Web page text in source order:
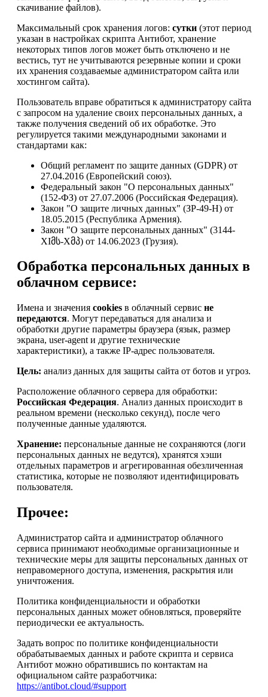
скачивание файлов).
Максимальный срок хранения логов: сутки (этот период
указан в настройках скрипта Антибот, хранение
некоторых типов логов может быть отключено и не
вестись, тут не учитываются резервные копии и сроки
их хранения создаваемые администратором сайта или
хостингом сайта).
Пользователь вправе обратиться к администратору сайта
с запросом на удаление своих персональных данных, а
также получения сведений об их обработке. Это
регулируется такими международными законами и
стандартами как:
Общий регламент по защите данных (GDPR) от
27.04.2016 (Европейский союз).
Федеральный закон "О персональных данных"
(152-ФЗ) от 27.07.2006 (Российская Федерация).
Закон "О защите личных данных" (ЗР-49-Н) от
18.05.2015 (Республика Армения).
Закон "О защите персональных данных" (3144-
XIმს-Xმპ) от 14.06.2023 (Грузия).
Обработка персональных данных в
облачном сервисе:
Имена и значения cookies в облачный сервис не
передаются. Могут передаваться для анализа и
обработки другие параметры браузера (язык, размер
экрана, user-agent и другие технические
характеристики), а также IP-адрес пользователя.
Цель: анализ данных для защиты сайта от ботов и угроз.
Расположение облачного сервера для обработки:
Российская Федерация. Анализ данных происходит в
реальном времени (несколько секунд), после чего
полученные данные удаляются.
Хранение: персональные данные не сохраняются (логи
персональных данных не ведутся), хранятся хэши
отдельных параметров и агрегированная обезличенная
статистика, которые не позволяют идентифицировать
пользователя.
Прочее:
Администратор сайта и администратор облачного
сервиса принимают необходимые организационные и
технические меры для защиты персональных данных от
неправомерного доступа, изменения, раскрытия или
уничтожения.
Политика конфиденциальности и обработки
персональных данных может обновляться, проверяйте
периодически ее актуальность.
Задать вопрос по политике конфиденциальности
обрабатываемых данных и работе скрипта и сервиса
Антибот можно обратившись по контактам на
официальном сайте разработчика:
https://antibot.cloud/#support